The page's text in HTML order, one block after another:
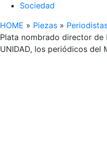
Sociedad
HOME » Piezas »
Plata nombrado director de
UNIDAD, los periódicos del